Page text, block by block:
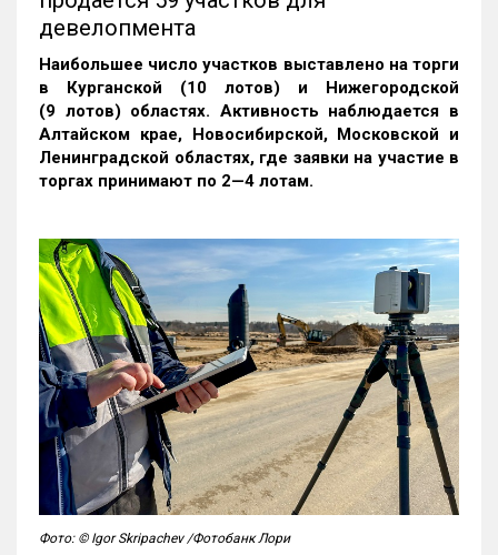
девелопмента
Наибольшее число участков выставлено на торги
в Курганской (10 лотов) и Нижегородской
(9 лотов) областях. Активность наблюдается в
Алтайском крае, Новосибирской, Московской и
Ленинградской областях, где заявки на участие в
торгах принимают по 2—4 лотам.
Фото: © Igor Skripachev /Фотобанк Лори